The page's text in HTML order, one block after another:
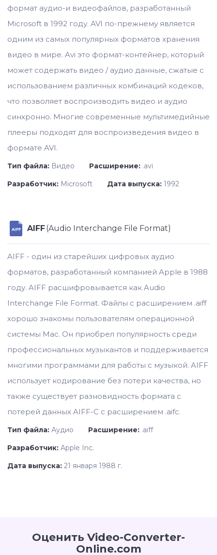
формат аудио-и видеофайлов, разработанный
Microsoft в 1992 году. AVI по-прежнему является
одним из самых популярных форматов хранения
видео в мире. Avi это формат-контейнер, который
может содержать видео / аудио данные, сжатые с
использованием различных комбинаций кодеков,
что позволяет воспроизводить видео и аудио
синхронно. Многие современные мультимедийные
плееры подходят для воспроизведения видео в
формате AVI.
Тип файла: Видео Расширение: .avi
Разработчик: Microsoft Дата выпуска: 1992
AIFF AIFF(Audio Interchange File Format)
AIFF - один из старейших цифровых аудио
форматов, разработанный компанией Apple в 1988
году. AIFF расшифровывается как Audio
Interchange File Format. Файлы с расширением .aiff
хорошо знакомы пользователям операционной
системы Mac. Он приобрел популярность среди
профессиональных музыкантов и поддерживается
многими программами для работы с музыкой. AIFF
использует кодирование без потери качества, но
также существует разновидность формата с
потерей данных AIFF-C с расширением .aifc.
Тип файла: Аудио Расширение: .aiff
Разработчик: Apple Inc.
Дата выпуска: 21 января 1988 г.
Оценить Video-Converter-
Online.com